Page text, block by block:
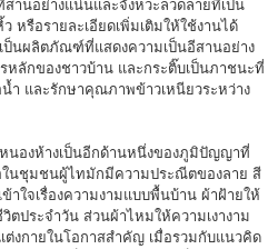
สานอย่างแน่นและจังหวะลวดลายที่เป็น
หรือรายละเอียดเพิ่มเติมให้ใช้งานได้
ป็นผลิตภัณฑ์ที่แสดงความเป็นอีสานอย่าง
หลักของชาวบ้าน และกระติ๊บเป็นภาชนะที่
ำ และรักษาคุณภาพข้าวเหนียวระหว่าง
นองห้างเป็นอีกด้านหนึ่งของภูมิปัญญาที่
ในชุมชนผู้ไทมักมีความประณีตของลาย สี
าใจเรื่องความงามแบบพื้นบ้าน ผ้าฝ้ายให้
ตประจำวัน ส่วนผ้าไหมให้ความเงางาม
งกายในโอกาสสำคัญ เมื่อรวมกับแนวคิด